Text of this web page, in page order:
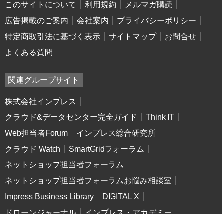
このサイトについて 利用規約
メルマガ購読
広告掲載のご案内
会社案内
プライバシーポリシー
特定商取引法に基づく表示
サイトマップ
お問合せ
よくある質問
関連グループサイト
株式会社インプレス
クラウド&データセンター完全ガイド
Think IT
Web担当者Forum
インプレス総合研究所
クラウド Watch
SmartGridフォーラム
ネットショップ担当者フォーラム
ネットショップ担当者フォーラムお悩み相談室
Impress Business Library
DIGITAL X
ドローンジャーナル
インプレス・アカデミー